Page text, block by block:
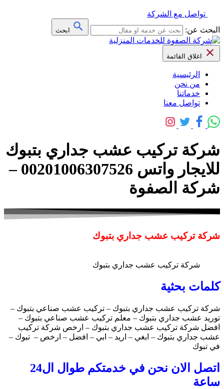
تواصل مع الشركة
البحث عن:
ابحث
اغلاق القائمة
الرئيسية
من نحن
خدماتنا
تواصل معنا
شركة تركيب عشب جداري بتبوك
للايجار واتس 00201006307526 –
شركة الصفوة
شركة تركيب عشب جداري بتبوك
شركة تركيب عشب جداري بتبوك
كلمات بحثية
شركة تركيب عشب جداري بتبوك – تركيب عشب صناعي بتبوك –
توريد عشب جداري بتبوك – معلم تركيب عشب صناعي بتبوك –
افضل شركة تركيب عشب جداري بتبوك – ارخص شركة تركيب
عشب جداري بتبوك – ابغي – اريد – ابي – افضل – ارخص – تبوك –
في تبوك
اتصل الان نحن في خدمتكم طوال ال24
ساعة